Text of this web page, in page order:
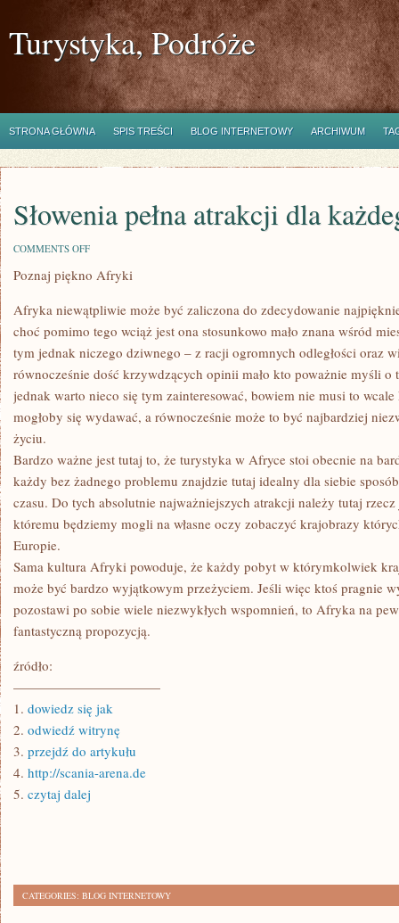
Turystyka, Podróże
STRONA GŁÓWNA SPIS TREŚCI BLOG INTERNETOWY ARCHIWUM
Słowenia pełna atrakcji dla
COMMENTS OFFON
PEŁNA
ATRAKCJI
KAŻDEGO
Poznaj piękno Afryki
Afryka niewątpliwie może być zaliczona do zdecydowanie
choć pomimo tego wciąż jest ona stosunkowo mało znana wśród
tym jednak niczego dziwnego – z racji ogromnych odległości oraz
równocześnie dość krzywdzących opinii mało kto poważnie myśli
jednak warto nieco się tym zainteresować, bowiem nie musi to
mogłoby się wydawać, a równocześnie może to być najbardziej
życiu.
Bardzo ważne jest tutaj to, że turystyka w Afryce stoi obecnie na
każdy bez żadnego problemu znajdzie tutaj idealny dla siebie
czasu. Do tych absolutnie najważniejszych atrakcji należy tutaj rzecz
któremu będziemy mogli na własne oczy zobaczyć krajobrazy
Europie.
Sama kultura Afryki powoduje, że każdy pobyt w którymkolwiek
może być bardzo wyjątkowym przeżyciem. Jeśli więc ktoś pragnie
pozostawi po sobie wiele niezwykłych wspomnień, to Afryka na
fantastyczną propozycją.
źródło:
———————————
1. dowiedz się jak
2. odwiedź witrynę
3. przejdź do artykułu
4. http://scania-arena.de
5. czytaj dalej
CATEGORIES: BLOG INTERNETOWY